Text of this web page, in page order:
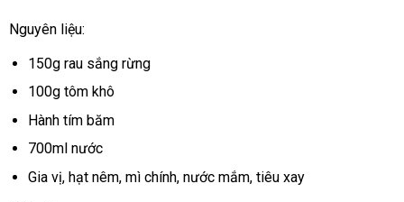
Nguyên liệu:
150g rau sắng rừng
100g tôm khô
Hành tím băm
700ml nước
Gia vị, hạt nêm, mì chính, nước mắm, tiêu xay